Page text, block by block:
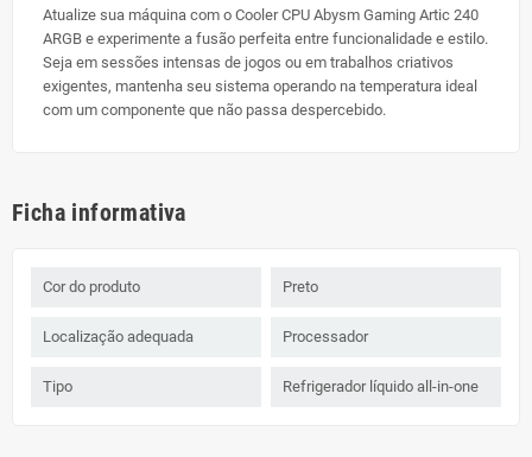
Atualize sua máquina com o Cooler CPU Abysm Gaming Artic 240
ARGB e experimente a fusão perfeita entre funcionalidade e estilo.
Seja em sessões intensas de jogos ou em trabalhos criativos
exigentes, mantenha seu sistema operando na temperatura ideal
com um componente que não passa despercebido.
Ficha informativa
Cor do produto Preto
Localização adequada Processador
Tipo Refrigerador líquido all-in-one